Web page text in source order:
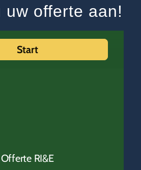
uw offerte aan!